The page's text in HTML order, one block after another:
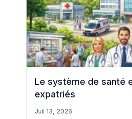
Le système de santé
expatriés
Juil 13, 2026